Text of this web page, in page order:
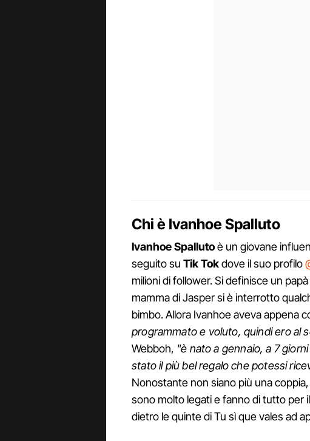
Chi è Ivanhoe Spalluto
Ivanhoe Spallutoè un giovane
seguito su Tik Tokdove il suo profilo
milioni di follower. Si definisce un
mamma di Jasper si è interrotto
bimbo. Allora Ivanhoe aveva appena
programmato e voluto, quindi ero al
Webboh, "è nato a gennaio, a 7
stato il più bel regalo che potessi
Nonostante non siano più una
sono molto legati e fanno di tutto per
dietro le quinte di Tu sì que vales ad